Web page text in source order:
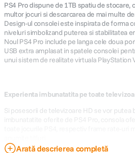
PS4 Pro dispune de 1TB spatiu de stocare,
multor jocuri si descarcarea de mai multe
Design-ul consolei este inspirata de forma
niveluri simbolizand puterea si stabilitatea
Noul PS4 Pro include pe langa cele doua
USB extra amplasat in spatele consolei
unui sistem de realitate virtuala PlayStation
Experienta imbunatatita pe toate
Si posesorii de televizoare HD se vor putea
Arată descrierea completă